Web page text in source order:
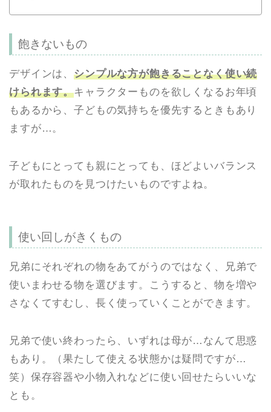
飽きないもの
デザインは、シンプルな方が飽きることなく使い続
けられます。キャラクターものを欲しくなるお年頃
もあるから、子どもの気持ちを優先するときもあり
ますが…。
子どもにとっても親にとっても、ほどよいバランス
が取れたものを見つけたいものですよね。
使い回しがきくもの
兄弟にそれぞれの物をあてがうのではなく、兄弟で
使いまわせる物を選びます。こうすると、物を増や
さなくてすむし、長く使っていくことができます。
兄弟で使い終わったら、いずれは母が…なんて思惑
もあり。（果たして使える状態かは疑問ですが…
笑）保存容器や小物入れなどに使い回せたらいいな
とも。